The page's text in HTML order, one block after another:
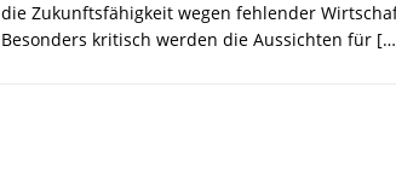
die Zukunftsfähigkeit wegen fehlender
Besonders kritisch werden die Aussichten für